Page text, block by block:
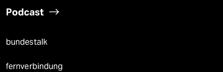
Podcast
bundestalk
fernverbindung